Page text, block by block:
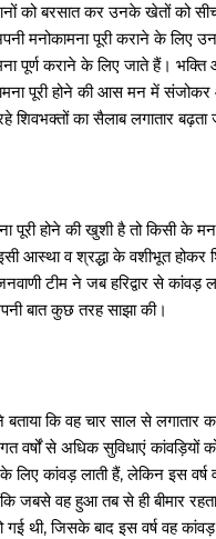
को बरसात कर उनके खेतों को
मनोकामना पूरी कराने के लिए
पूर्ण कराने के लिए जाते हैं।
पूरी होने की आस मन में
का सैलाब लगातार बढ़ता
पूरी होने की खुशी है तो किसी के मन
आस्था व श्रद्धा के वशीभूत होकर
टीम ने जब हरिद्वार से कांवड़
बात कुछ तरह साझा की।
बताया कि वह चार साल से लगातार
वर्षों से अधिक सुविधाएं कांवड़ियों
लिए कांवड़ लाती हैं, लेकिन इस
जबसे वह हुआ तब से ही बीमार
गई थी, जिसके बाद इस वर्ष वह